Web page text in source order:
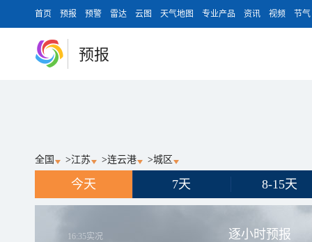
首页 预报 预警 雷达 云图 天气地图 专业产品 资讯 视频 节气
预报
全国 >江苏 >连云港 >城区
今天 7天 8-15天
16:35实况 逐小时预报